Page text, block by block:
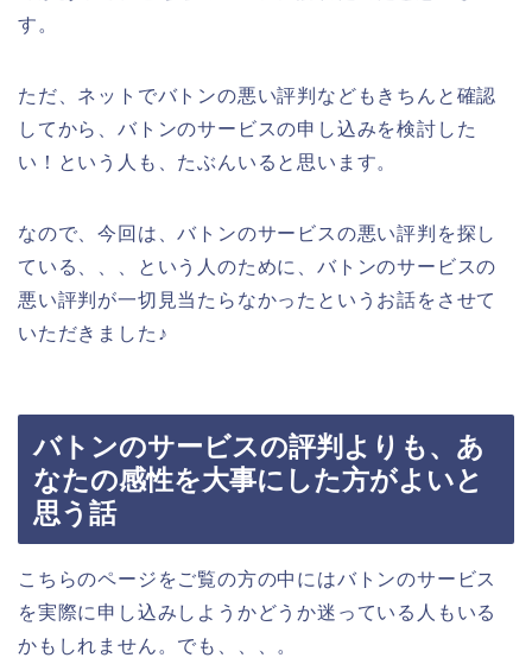
す。
ただ、ネットでバトンの悪い評判などもきちんと確認
してから、バトンのサービスの申し込みを検討した
い！という人も、たぶんいると思います。
なので、今回は、バトンのサービスの悪い評判を探し
ている、、、という人のために、バトンのサービスの
悪い評判が一切見当たらなかったというお話をさせて
いただきました♪
バトンのサービスの評判よりも、あ
なたの感性を大事にした方がよいと
思う話
こちらのページをご覧の方の中にはバトンのサービス
を実際に申し込みしようかどうか迷っている人もいる
かもしれません。でも、、、。